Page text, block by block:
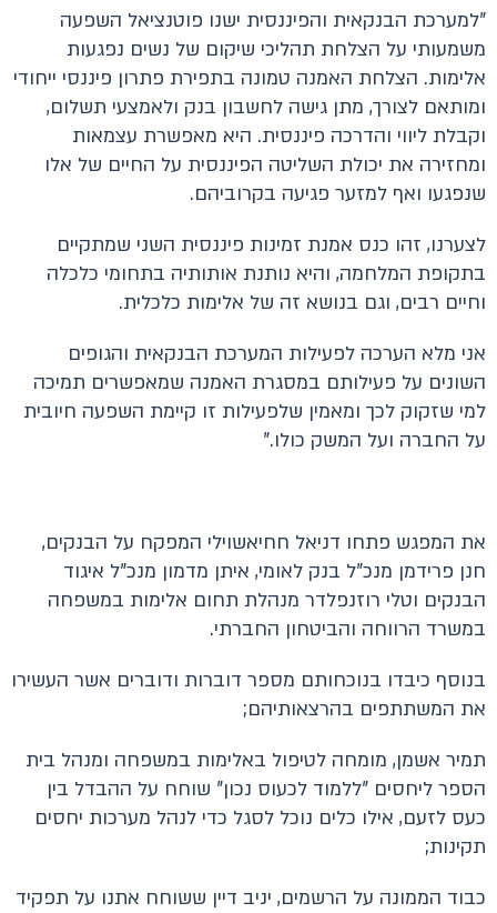
"למערכת הבנקאית והפיננסית ישנו פוטנציאל השפעה
משמעותי על הצלחת תהליכי שיקום של נשים נפגעות
אלימות. הצלחת האמנה טמונה בתפירת פתרון פיננסי ייחודי
ומותאם לצורך, מתן גישה לחשבון בנק ולאמצעי תשלום,
וקבלת ליווי והדרכה פיננסית. היא מאפשרת עצמאות
ומחזירה את יכולת השליטה הפיננסית על החיים של אלו
שנפגעו ואף למזער פגיעה בקרוביהם.
לצערנו, זהו כנס אמנת זמינות פיננסית השני שמתקיים
בתקופת המלחמה, והיא נותנת אותותיה בתחומי כלכלה
וחיים רבים, וגם בנושא זה של אלימות כלכלית.
אני מלא הערכה לפעילות המערכת הבנקאית והגופים
השונים על פעילותם במסגרת האמנה שמאפשרים תמיכה
למי שזקוק לכך ומאמין שלפעילות זו קיימת השפעה חיובית
על החברה ועל המשק כולו."
את המפגש פתחו דניאל חחיאשוילי המפקח על הבנקים,
חנן פרידמן מנכ"ל בנק לאומי, איתן מדמון מנכ"ל איגוד
הבנקים וטלי רוזנפלדר מנהלת תחום אלימות במשפחה
במשרד הרווחה והביטחון החברתי.
בנוסף כיבדו בנוכחותם מספר דוברות ודוברים אשר העשירו
את המשתתפים בהרצאותיהם;
תמיר אשמן, מומחה לטיפול באלימות במשפחה ומנהל בית
הספר ליחסים "ללמוד לכעוס נכון" שוחח על ההבדל בין
כעס לזעם, אילו כלים נוכל לסגל כדי לנהל מערכות יחסים
תקינות;
כבוד הממונה על הרשמים, יניב דיין ששוחח אתנו על תפקיד